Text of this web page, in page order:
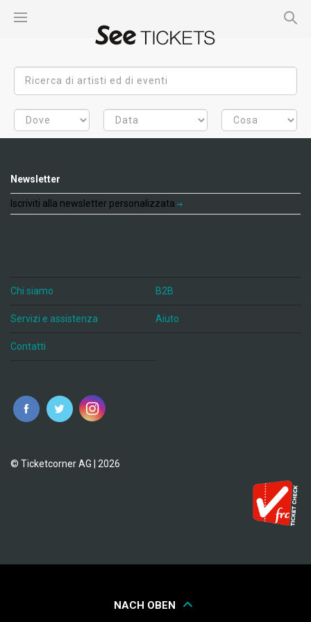
Newsletter
Iscriviti alla newsletter personalizzata
Chi siamo B2B
Servizi e assistenza Aiuto
Contatti
© Ticketcorner AG | 2026
NACH OBEN